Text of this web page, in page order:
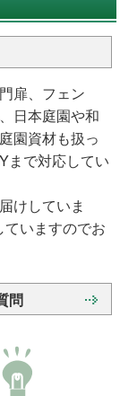
扉、フェン
日本庭園や和
園資材も扱っ
まで対応してい
けしていま
いますのでお
問